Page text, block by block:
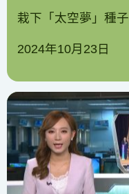
栽下「太空夢」種子
2024年10月23日